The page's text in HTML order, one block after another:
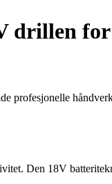
drillen
Den 18V